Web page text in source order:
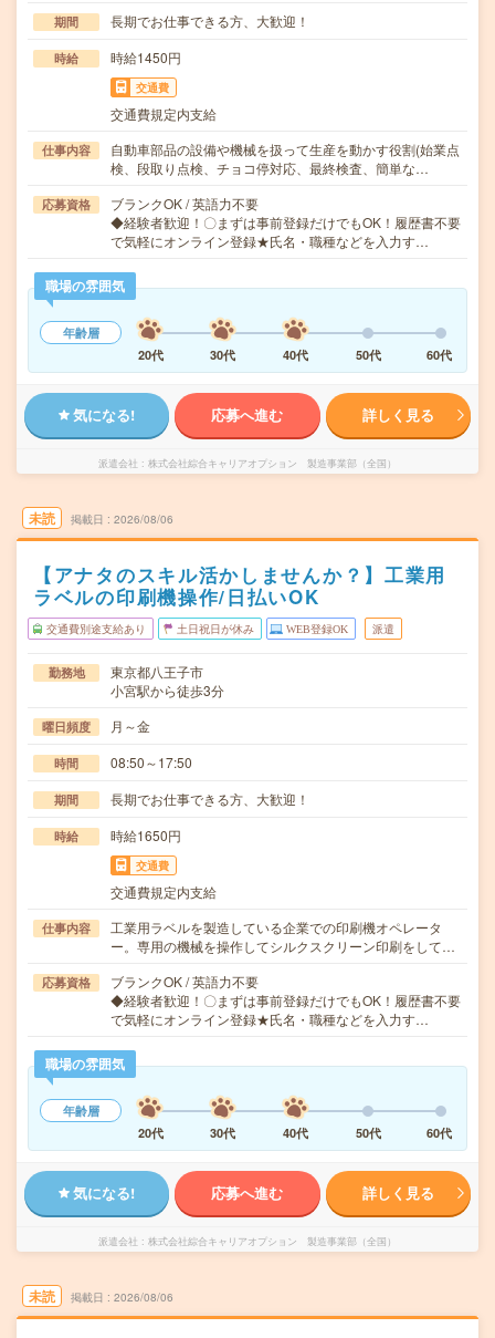
期間 長期でお仕事できる方、大歓迎！
時給 時給1450円
交通費
交通費規定内支給
仕事内容
自動車部品の設備や機械を扱って生産を動かす役割(始業点
検、段取り点検、チョコ停対応、最終検査、簡単な…
応募資格
ブランクOK / 英語力不要
◆経験者歓迎！〇まずは事前登録だけでもOK！履歴書不要
で気軽にオンライン登録★氏名・職種などを入力す…
職場の雰囲気
年齢層
20代
30代 40代 50代 60代
気になる! 応募へ進む 詳しく見る
派遣会社 株式会社綜合キャリアオプション 製造事業部（全国）
未読 掲載日 2026/08/06
【アナタのスキル活かしませんか？】工業用
ラベルの印刷機操作/日払いOK
交通費別途支給あり 土日祝日が休み WEB登録OK 派遣
勤務地
東京都八王子市
小宮駅から徒歩3分
曜日頻度 月～金
時間 08:50～17:50
期間 長期でお仕事できる方、大歓迎！
時給 時給1650円
交通費
交通費規定内支給
仕事内容
工業用ラベルを製造している企業での印刷機オペレータ
ー。専用の機械を操作してシルクスクリーン印刷をして…
応募資格
ブランクOK / 英語力不要
◆経験者歓迎！〇まずは事前登録だけでもOK！履歴書不要
で気軽にオンライン登録★氏名・職種などを入力す…
職場の雰囲気
年齢層
20代
30代 40代 50代 60代
気になる! 応募へ進む 詳しく見る
派遣会社 株式会社綜合キャリアオプション 製造事業部（全国）
未読 掲載日 2026/08/06